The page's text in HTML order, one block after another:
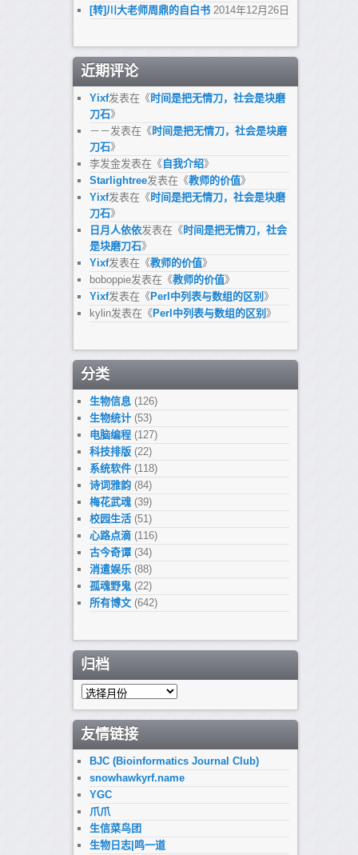
[转]川大老师周鼎的自白书 2014年12月26日
近期评论
Yixf发表在《 时间是把无情刀，社会是块磨
刀石》
－－发表在《 时间是把无情刀，社会是块磨
刀石》
李发金发表在《 自我介绍》
Starlightree发表在《教师的价值》
Yixf发表在《 时间是把无情刀，社会是块磨
刀石》
日月人依依发表在《 时间是把无情刀，社会
是块磨刀石》
Yixf发表在《教师的价值》
boboppie发表在《教师的价值》
Yixf发表在《 Perl中列表与数组的区别 》
kylin发表在《 Perl中列表与数组的区别 》
分类
生物信息(126)
生物统计(53)
电脑编程(127)
科技排版(22)
系统软件(118)
诗词雅韵(84)
梅花武魂(39)
校园生活(51)
心路点滴(116)
古今奇谭(34)
消遣娱乐(88)
孤魂野鬼(22)
所有博文(642)
归档
归
友情链接
BJC (Bioinformatics Journal Club)
snowhawkyrf.name
YGC
爪爪
生信菜鸟团
生物日志|鸣一道